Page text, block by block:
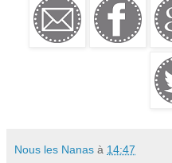
Nous les Nanas à 14:47